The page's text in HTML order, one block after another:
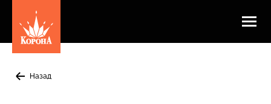
Назад